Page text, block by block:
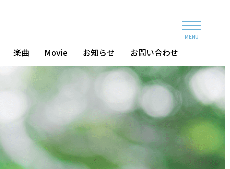
楽曲 Movie お知らせ お問い合わせ
MENU